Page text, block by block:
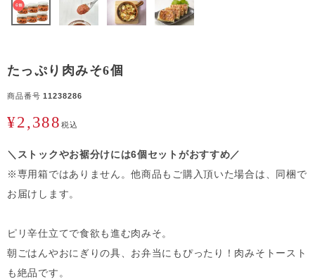
たっぷり肉みそ6個
商品番号 11238286
¥2,388税込
＼ストックやお裾分けには6個セットがおすすめ／
※専用箱ではありません。他商品もご購入頂いた場合は、同梱で
お届けします。
ピリ辛仕立てで食欲も進む肉みそ。
朝ごはんやおにぎりの具、お弁当にもぴったり！肉みそトースト
も絶品です。